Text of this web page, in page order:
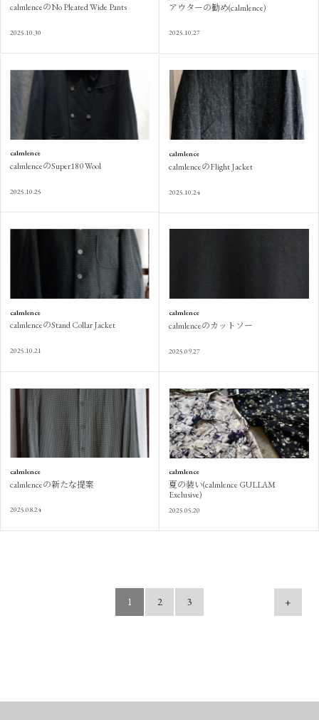
calmlenceのNo Pleated Wide Pants
2025.10.30
アウターの勧め(calmlence)
2025.10.27
calmlence
calmlenceのSuper180 Wool
2025.10.25
calmlence
calmlenceのFlight Jacket
2025.10.24
calmlence
calmlenceのStand Collar Jacket
2025.10.21
calmlence
calmlenceのカットソー
2025.09.27
calmlence
calmlenceの新たな提案
2025.08.24
calmlence
夏の装い(calmlence GULLAM
Exclusive)
2025.05.20
1 2 3 +